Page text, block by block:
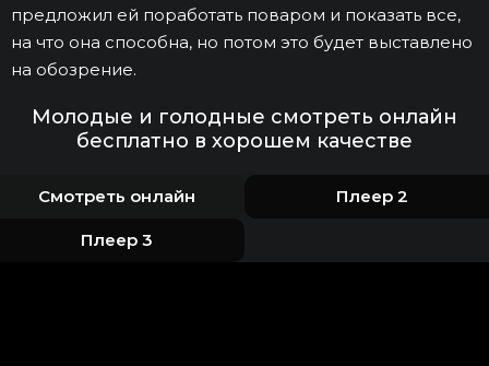
предложил ей поработать поваром и показать все,
на что она способна, но потом это будет выставлено
на обозрение.
Молодые и голодные смотреть онлайн
бесплатно в хорошем качестве
Смотреть онлайн Плеер 2
Плеер 3